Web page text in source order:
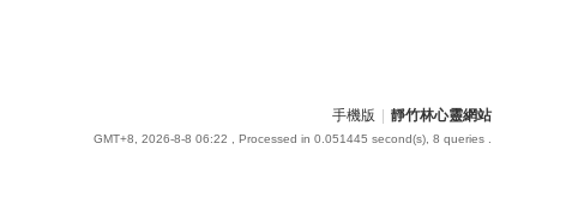
手機版 靜竹林心靈網站
GMT+8, 2026-8-8 06:22 , Processed in 0.051445 second(s), 8 queries .